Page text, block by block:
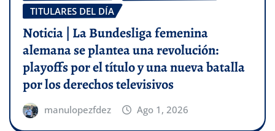
TITULARES DEL DÍA
Noticia | La Bundesliga femenina
alemana se plantea una revolución:
playoffs por el título y una nueva batalla
por los derechos televisivos
manulopezfdez Ago 1, 2026